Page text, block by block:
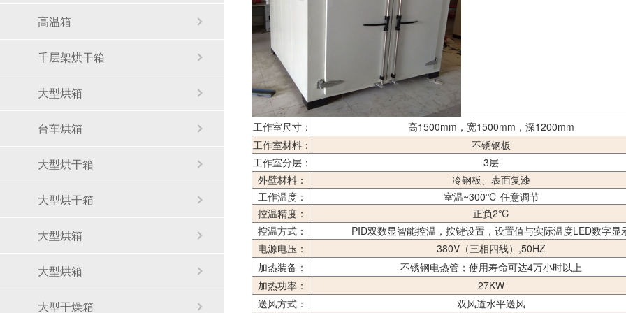
高温箱
千层架烘干箱
大型烘箱
台车烘箱
大型烘干箱
大型烘干箱
大型烘箱
大型烘箱
大型干燥箱
工作室尺寸：
高1500mm，宽1500mm，深1200mm
工作室材料：
不锈钢板
工作室分层：
3层
外壁材料：
冷钢板、表面复漆
工作温度：
室温~300℃ 任意调节
控温精度：
正负2℃
控温方式：
PID双数显智能控温，按键设置，设置值与实际温度LED数字显
电源电压：
380V（三相四线）,50HZ
加热装备：
不锈钢电热管；使用寿命可达4万小时以上
加热功率：
27KW
送风方式：
双风道水平送风